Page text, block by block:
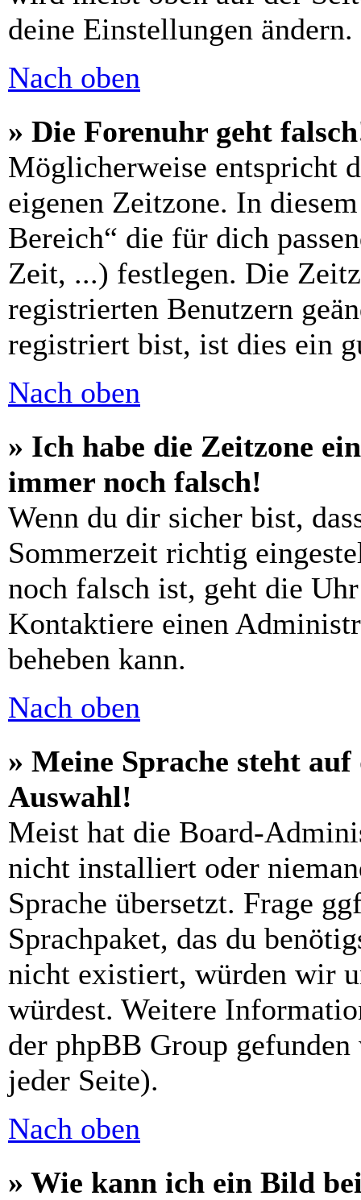
deine Einstellungen ändern.
Nach oben
» Die Forenuhr geht
Möglicherweise entspricht
eigenen Zeitzone. In
Bereich“ die für dich
Zeit, ...) festlegen. Die
registrierten Benutzern
registriert bist, ist dies ein
Nach oben
» Ich habe die Zeitzone
immer noch falsch!
Wenn du dir sicher bist,
Sommerzeit richtig
noch falsch ist, geht die
Kontaktiere einen
beheben kann.
Nach oben
» Meine Sprache steht
Auswahl!
Meist hat die Board-
nicht installiert oder
Sprache übersetzt. Frage
Sprachpaket, das du
nicht existiert, würden wir
würdest. Weitere
der phpBB Group
jeder Seite).
Nach oben
» Wie kann ich ein Bild